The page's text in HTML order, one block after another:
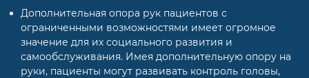
Дополнительная опора рук пациентов с
ограниченными возможностями имеет огромное
значение для их социального развития и
самообслуживания. Имея дополнительную опору на
руки, пациенты могут развивать контроль головы,